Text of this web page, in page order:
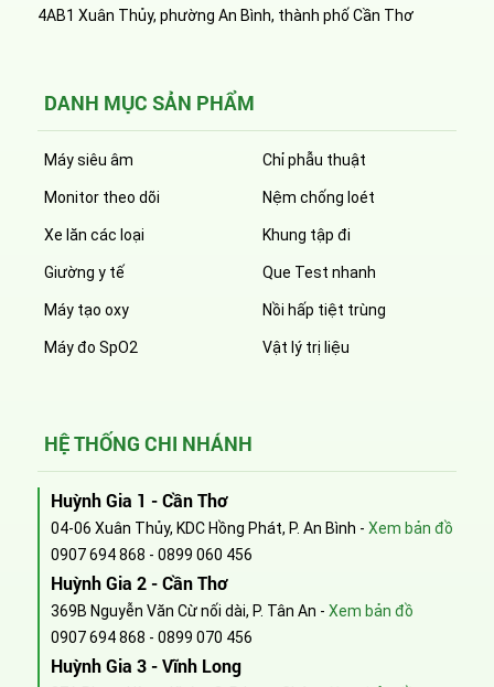
4AB1 Xuân Thủy, phường An Bình, thành phố Cần Thơ
DANH MỤC SẢN PHẨM
Máy siêu âm
Monitor theo dõi
Xe lăn các loại
Giường y tế
Máy tạo oxy
Máy đo SpO2
Chỉ phẫu thuật
Nệm chống loét
Khung tập đi
Que Test nhanh
Nồi hấp tiệt trùng
Vật lý trị liệu
HỆ THỐNG CHI NHÁNH
Huỳnh Gia 1 - Cần Thơ
04-06 Xuân Thủy, KDC Hồng Phát, P. An Bình - Xem bản đồ
0907 694 868 - 0899 060 456
Huỳnh Gia 2 - Cần Thơ
369B Nguyễn Văn Cừ nối dài, P. Tân An - Xem bản đồ
0907 694 868 - 0899 070 456
Huỳnh Gia 3 - Vĩnh Long